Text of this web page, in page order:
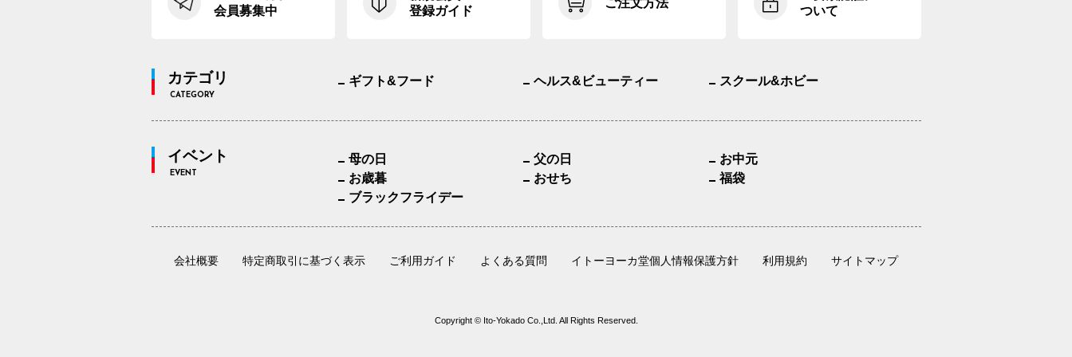
会員募集中
登録ガイド
ご注文方法
ついて
カテゴリ
CATEGORY
ギフト&フード ヘルス&ビューティー スクール&ホビー
イベント
EVENT
母の日 父の日
お中元
お歳暮
おせち
福袋
ブラックフライデー
会社概要 特定商取引に基づく表示 ご利用ガイド よくある質問 イトーヨーカ堂個人情報保護方針 利用規約 サイトマップ
Copyright © Ito-Yokado Co.,Ltd. All Rights Reserved.